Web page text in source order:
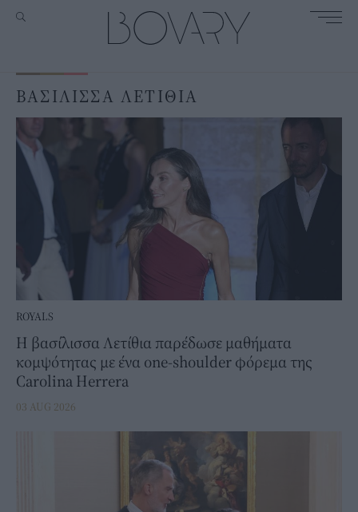
ΒΑΣΙΛΙΣΣΑ ΛΕΤΙΘΙΑ
ROYALS
Η βασίλισσα Λετίθια παρέδωσε μαθήματα
κομψότητας με ένα one-shoulder φόρεμα της
Carolina Herrera
03 AUG 2026